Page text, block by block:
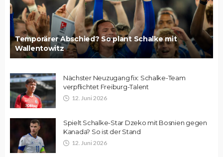
Temporärer Abschied? So plant Schalke mit
Wallentowitz
Nächster Neuzugang fix: Schalke-Team
verpflichtet Freiburg-Talent
12. Juni 2026
Spielt Schalke-Star Dzeko mit Bosnien gegen
Kanada? So ist der Stand
12. Juni 2026